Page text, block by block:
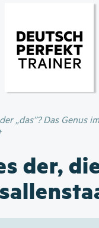
Inhalt
„das”? Das Genus
der,